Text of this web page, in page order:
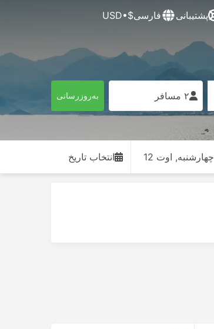
پشتیبانی فارسی$•USD
۲ مسافر به‌روزرسانی
چهارشنبه, اوت 12 انتخاب تاریخ